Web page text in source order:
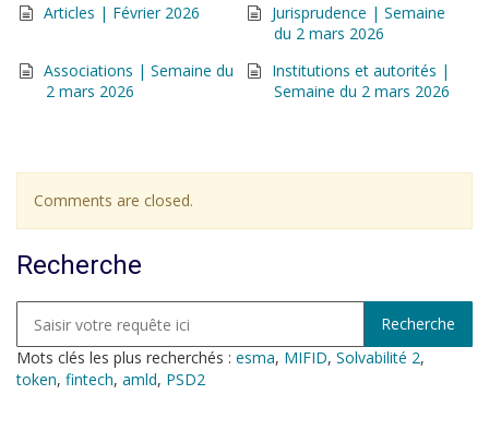
Articles | Février 2026
Jurisprudence | Semaine
du 2 mars 2026
Associations | Semaine du
2 mars 2026
Institutions et autorités |
Semaine du 2 mars 2026
Comments are closed.
Recherche
Mots clés les plus recherchés : esma, MIFID, Solvabilité 2,
token, fintech, amld, PSD2